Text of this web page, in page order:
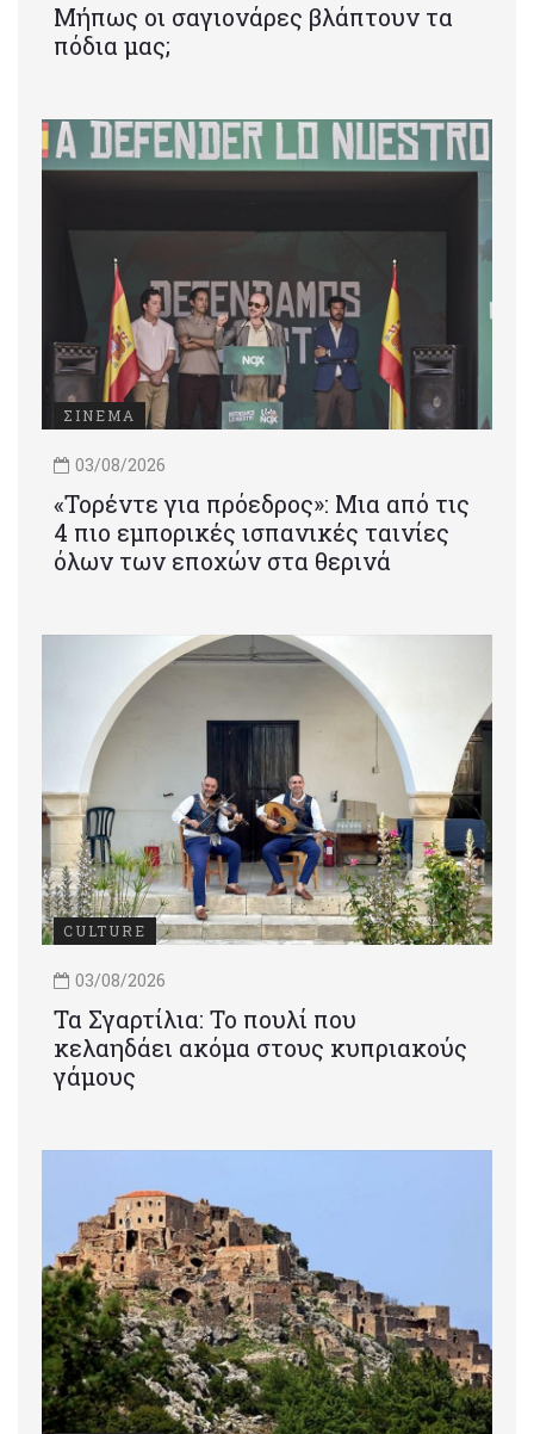
Μήπως οι σαγιονάρες βλάπτουν τα
πόδια μας;
ΣΙΝΕΜΑ
03/08/2026
«Τορέντε για πρόεδρος»: Mια από τις
4 πιο εμπορικές ισπανικές ταινίες
όλων των εποχών στα θερινά
CULTURE
03/08/2026
Τα Σγαρτίλια: Το πουλί που
κελαηδάει ακόμα στους κυπριακούς
γάμους